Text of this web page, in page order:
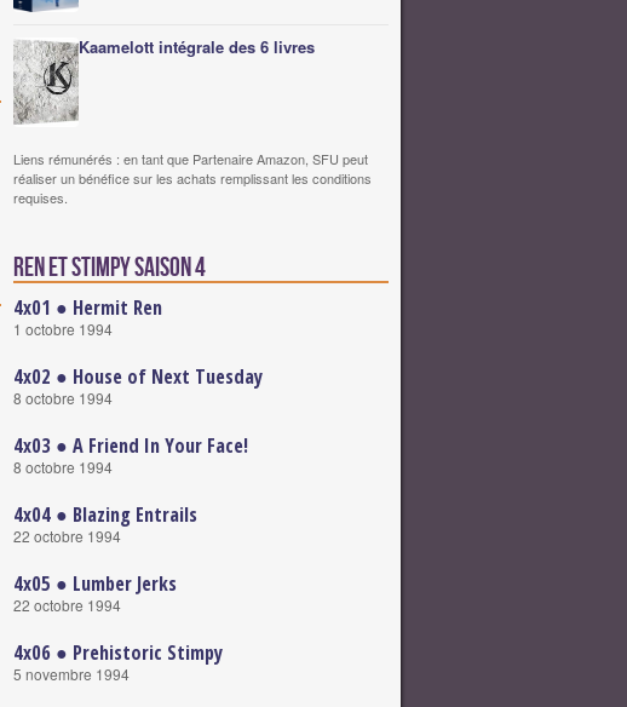
Kaamelott intégrale des 6 livres
Liens rémunérés : en tant que Partenaire Amazon, SFU peut
réaliser un bénéfice sur les achats remplissant les conditions
requises.
Ren et Stimpy saison 4
4x01 ● Hermit Ren
1 octobre 1994
4x02 ● House of Next Tuesday
8 octobre 1994
4x03 ● A Friend In Your Face!
8 octobre 1994
4x04 ● Blazing Entrails
22 octobre 1994
4x05 ● Lumber Jerks
22 octobre 1994
4x06 ● Prehistoric Stimpy
5 novembre 1994